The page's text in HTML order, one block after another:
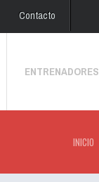
Contacto
ENTRENADORES
INICIO